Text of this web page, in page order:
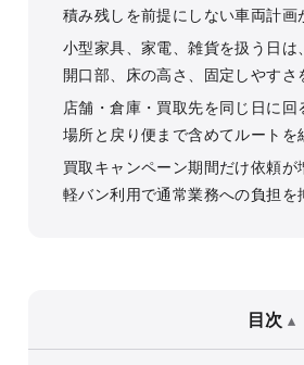
積み残しを前提にしない車両計画
小型家具、家電、雑貨を扱う日は
開口部、床の高さ、固定しやすさ
店舗・倉庫・買取先を同じ日に回
場所と戻り便まで含めてルートを
買取キャンペーン期間だけ依頼
軽バン利用で通常業務への負担を
目次